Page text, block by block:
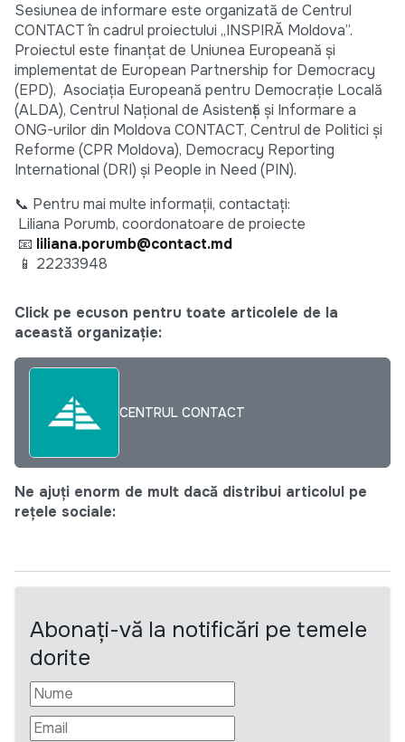
Sesiunea de informare este organizată de Centrul
CONTACT în cadrul proiectului „INSPIRĂ Moldova”.
Proiectul este finanțat de Uniunea Europeană și
implementat de European Partnership for Democracy
(EPD), Asociația Europeană pentru Democrație Locală
(ALDA), Centrul Național de Asistență și Informare a
ONG-urilor din Moldova CONTACT, Centrul de Politici și
Reforme (CPR Moldova), Democracy Reporting
International (DRI) și People in Need (PIN).
📞 Pentru mai multe informații, contactați:
Liliana Porumb, coordonatoare de proiecte
📧 liliana.porumb@contact.md
📱 22233948
Click pe ecuson pentru toate articolele de la
această organizație:
CENTRUL CONTACT
Ne ajuți enorm de mult dacă distribui articolul pe
rețele sociale:
Abonați-vă la notificări pe temele
dorite